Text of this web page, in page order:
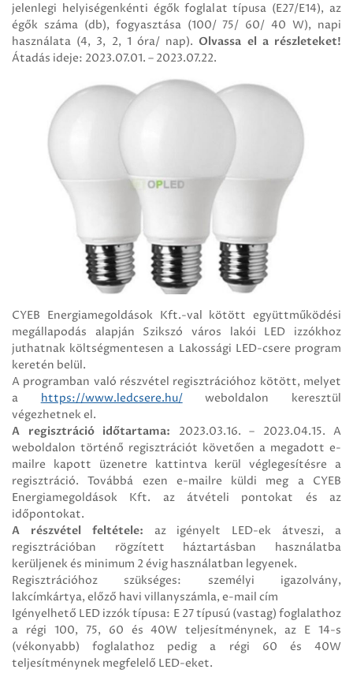
jelenlegi helyiségenkénti égők foglalat típusa (E27/E14), az
égők száma (db), fogyasztása (100/ 75/ 60/ 40 W), napi
használata (4, 3, 2, 1 óra/ nap). Olvassa el a részleteket!
Átadás ideje: 2023.07.01. – 2023.07.22.
CYEB Energiamegoldások Kft.-val kötött együttműködési
megállapodás alapján Szikszó város lakói LED izzókhoz
juthatnak költségmentesen a Lakossági LED-csere program
keretén belül.
A programban való részvétel regisztrációhoz kötött, melyet
a https://www.ledcsere.hu/weboldalon keresztül
végezhetnek el.
A regisztráció időtartama: 2023.03.16. – 2023.04.15. A
weboldalon történő regisztrációt követően a megadott e-
mailre kapott üzenetre kattintva kerül véglegesítésre a
regisztráció. Továbbá ezen e-mailre küldi meg a CYEB
Energiamegoldások Kft. az átvételi pontokat és az
időpontokat.
A részvétel feltétele: az igényelt LED-ek átveszi, a
regisztrációban rögzített háztartásban használatba
kerüljenek és minimum 2 évig használatban legyenek.
Regisztrációhoz szükséges: személyi igazolvány,
lakcímkártya, előző havi villanyszámla, e-mail cím
Igényelhető LED izzók típusa: E 27 típusú (vastag) foglalathoz
a régi 100, 75, 60 és 40W teljesítménynek, az E 14-s
(vékonyabb) foglalathoz pedig a régi 60 és 40W
teljesítménynek megfelelő LED-eket.